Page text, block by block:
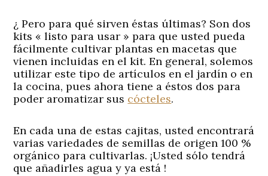
¿ Pero para qué sirven éstas últimas? Son dos
kits « listo para usar » para que usted pueda
fácilmente cultivar plantas en macetas que
vienen incluidas en el kit. En general, solemos
utilizar este tipo de artículos en el jardín o en
la cocina, pues ahora tiene a éstos dos para
poder aromatizar sus cócteles.
En cada una de estas cajitas, usted encontrará
varias variedades de semillas de origen 100 %
orgánico para cultivarlas. ¡Usted sólo tendrá
que añadirles agua y ya está !